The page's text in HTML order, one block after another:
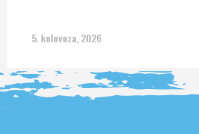
5. kolovoza, 2026